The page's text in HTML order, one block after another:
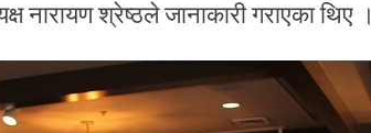
नारायण श्रेष्ठले जानाकारी गराएका थिए ।